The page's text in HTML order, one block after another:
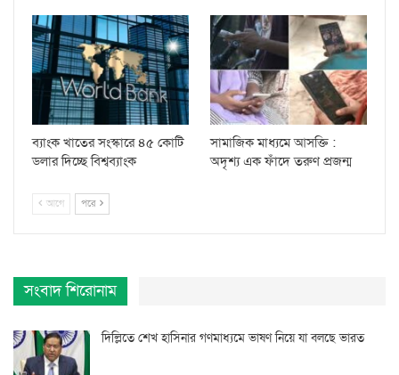
ব্যাংক খাতের সংস্কারে ৪৫ কোটি
ডলার দিচ্ছে বিশ্বব্যাংক
সামাজিক মাধ্যমে আসক্তি :
অদৃশ্য এক ফাঁদে তরুণ প্রজন্ম
আগে পরে
সংবাদ শিরোনাম
দিল্লিতে শেখ হাসিনার গণমাধ্যমে ভাষণ নিয়ে যা বলছে ভারত